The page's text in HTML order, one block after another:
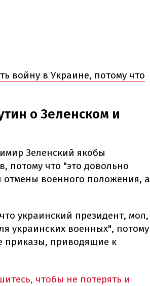
войну в Украине, потому что
о Зеленском и
Зеленский якобы
потому что "это довольно
отмены военного положения, а
украинский президент, мол,
украинских военных", потому
приказы, приводящие к
чтобы не потерять и